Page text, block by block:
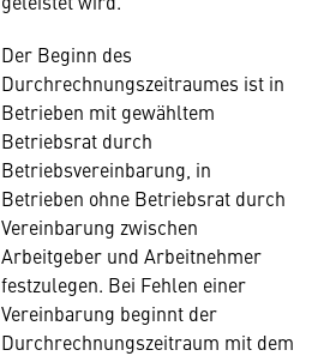
Der Beginn des
Durchrechnungszeitraumes ist in
Betrieben mit gewähltem
Betriebsrat durch
Betriebsvereinbarung, in
Betrieben ohne Betriebsrat durch
Vereinbarung zwischen
Arbeitgeber und Arbeitnehmer
festzulegen. Bei Fehlen einer
Vereinbarung beginnt der
Durchrechnungszeitraum mit dem